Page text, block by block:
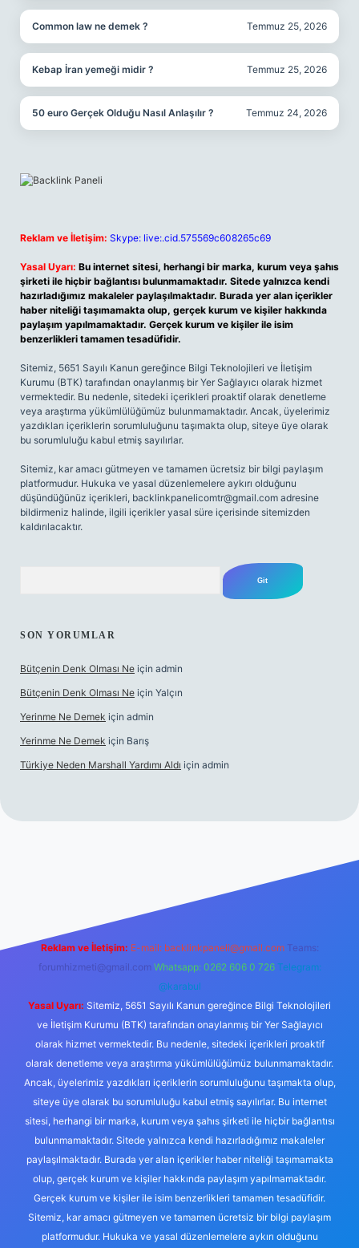
Common law ne demek ? Temmuz 25, 2026
Kebap İran yemeği midir ? Temmuz 25, 2026
50 euro Gerçek Olduğu Nasıl Anlaşılır ? Temmuz 24, 2026
Reklam ve İletişim: Skype: live:.cid.575569c608265c69
Yasal Uyarı: Bu internet sitesi, herhangi bir marka, kurum veya şahıs
şirketi ile hiçbir bağlantısı bulunmamaktadır. Sitede yalnızca kendi
hazırladığımız makaleler paylaşılmaktadır. Burada yer alan içerikler
haber niteliği taşımamakta olup, gerçek kurum ve kişiler hakkında
paylaşım yapılmamaktadır. Gerçek kurum ve kişiler ile isim
benzerlikleri tamamen tesadüfidir.
Sitemiz, 5651 Sayılı Kanun gereğince Bilgi Teknolojileri ve İletişim
Kurumu (BTK) tarafından onaylanmış bir Yer Sağlayıcı olarak hizmet
vermektedir. Bu nedenle, sitedeki içerikleri proaktif olarak denetleme
veya araştırma yükümlülüğümüz bulunmamaktadır. Ancak, üyelerimiz
yazdıkları içeriklerin sorumluluğunu taşımakta olup, siteye üye olarak
bu sorumluluğu kabul etmiş sayılırlar.
Sitemiz, kar amacı gütmeyen ve tamamen ücretsiz bir bilgi paylaşım
platformudur. Hukuka ve yasal düzenlemelere aykırı olduğunu
düşündüğünüz içerikleri, backlinkpanelicomtr@gmail.com adresine
bildirmeniz halinde, ilgili içerikler yasal süre içerisinde sitemizden
kaldırılacaktır.
SON YORUMLAR
Bütçenin Denk Olması Ne için admin
Bütçenin Denk Olması Ne için Yalçın
Yerinme Ne Demek için admin
Yerinme Ne Demek için Barış
Türkiye Neden Marshall Yardımı Aldı için admin
hiltonbet yeni giriş
Reklam ve İletişim: E-mail: backlinkpaneli@gmail.com Teams:
forumhizmeti@gmail.com Whatsapp: 0262 606 0 726 Telegram:
@karabul
Yasal Uyarı: Sitemiz, 5651 Sayılı Kanun gereğince Bilgi Teknolojileri
ve İletişim Kurumu (BTK) tarafından onaylanmış bir Yer Sağlayıcı
olarak hizmet vermektedir. Bu nedenle, sitedeki içerikleri proaktif
olarak denetleme veya araştırma yükümlülüğümüz bulunmamaktadır.
Ancak, üyelerimiz yazdıkları içeriklerin sorumluluğunu taşımakta olup,
siteye üye olarak bu sorumluluğu kabul etmiş sayılırlar. Bu internet
sitesi, herhangi bir marka, kurum veya şahıs şirketi ile hiçbir bağlantısı
bulunmamaktadır. Sitede yalnızca kendi hazırladığımız makaleler
paylaşılmaktadır. Burada yer alan içerikler haber niteliği taşımamakta
olup, gerçek kurum ve kişiler hakkında paylaşım yapılmamaktadır.
Gerçek kurum ve kişiler ile isim benzerlikleri tamamen tesadüfidir.
Sitemiz, kar amacı gütmeyen ve tamamen ücretsiz bir bilgi paylaşım
platformudur. Hukuka ve yasal düzenlemelere aykırı olduğunu